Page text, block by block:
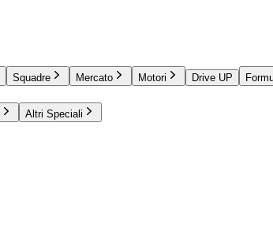
Squadre Mercato Motori Drive UP
Altri Speciali